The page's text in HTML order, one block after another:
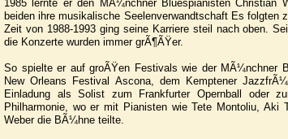
1985 lernte er den MÃ¼nchner Bluespianisten Christian
beiden ihre musikalische Seelenverwandtschaft Es
Zeit von 1988-1993 ging seine Karriere steil nach oben.
die Konzerte wurden immer grÃ¶ÃŸer.
So spielte er auf groÃŸen Festivals wie der MÃ¼nchner
New Orleans Festival Ascona, dem Kemptener
Einladung als Solist zum Frankfurter Opernball oder
Philharmonie, wo er mit Pianisten wie Tete Montoliu,
Weber die BÃ¼hne teilte.